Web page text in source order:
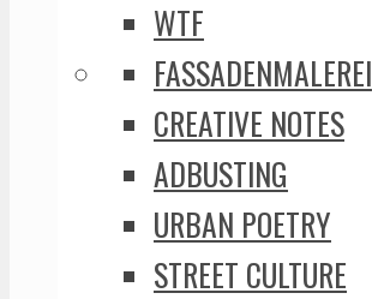
WTF
FASSADENMALEREI
CREATIVE NOTES
ADBUSTING
URBAN POETRY
STREET CULTURE